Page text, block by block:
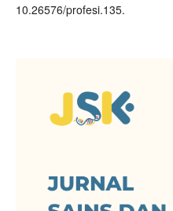
10.26576/profesi.135.